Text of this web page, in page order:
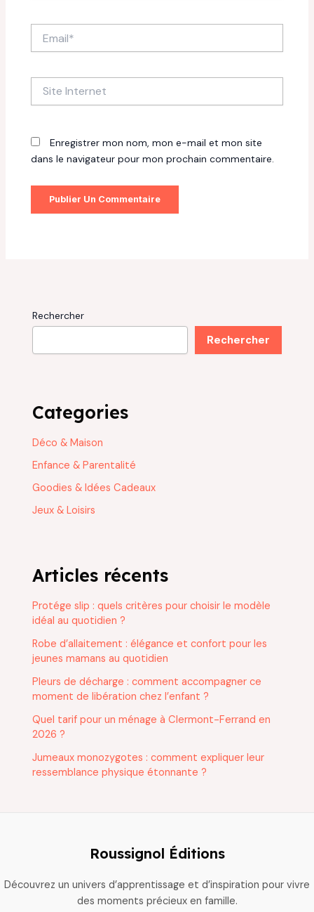
Internet
Enregistrer mon nom, mon e-mail et mon site
dans le navigateur pour mon prochain commentaire.
Rechercher
Rechercher
Categories
Déco & Maison
Enfance & Parentalité
Goodies & Idées Cadeaux
Jeux & Loisirs
Articles récents
Protége slip : quels critères pour choisir le modèle
idéal au quotidien ?
Robe d’allaitement : élégance et confort pour les
jeunes mamans au quotidien
Pleurs de décharge : comment accompagner ce
moment de libération chez l’enfant ?
Quel tarif pour un ménage à Clermont-Ferrand en
2026 ?
Jumeaux monozygotes : comment expliquer leur
ressemblance physique étonnante ?
Roussignol Éditions
Découvrez un univers d’apprentissage et d’inspiration pour vivre
des moments précieux en famille.